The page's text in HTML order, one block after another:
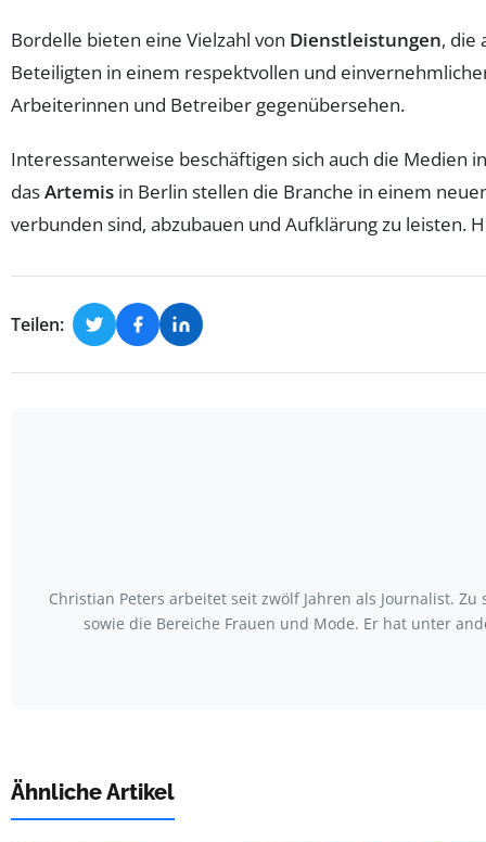
Bordelle bieten eine Vielzahl von Dienstleistungen, die
Beteiligten in einem respektvollen und
Arbeiterinnen und Betreiber gegenübersehen.
Interessanterweise beschäftigen sich auch die Medien
dasArtemis in Berlin stellen die Branche in einem
verbunden sind, abzubauen und Aufklärung zu leisten.
Teilen:
Christian Peters arbeitet seit zwölf Jahren als Journalist.
sowie die Bereiche Frauen und Mode. Er hat unter
Ähnliche Artikel